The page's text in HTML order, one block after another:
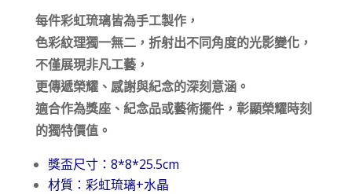
每件彩虹琉璃皆為手工製作，
色彩紋理獨一無二，折射出不同角度的光影變化，
不僅展現非凡工藝，
更傳遞榮耀、感謝與紀念的深刻意涵。
適合作為獎座、紀念品或藝術擺件，彰顯榮耀時刻
的獨特價值。
獎盃尺寸：8*8*25.5cm
材質：彩虹琉璃+水晶